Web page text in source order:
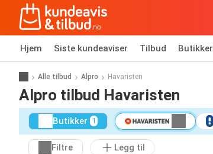
Hjem Siste kundeaviser Tilbud Butikker
Alle tilbud Alpro Havaristen
Alpro tilbud Havaristen
Butikker 1
Filtre Legg til